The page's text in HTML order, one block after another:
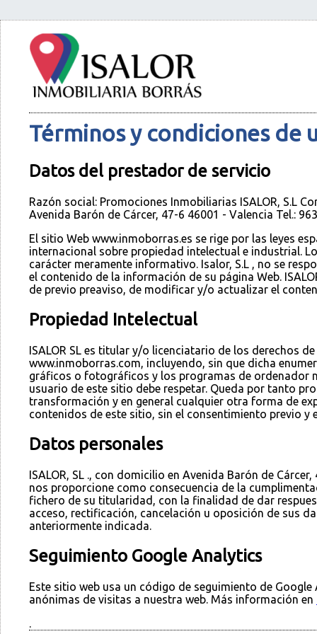
Términos y condiciones de
Datos del prestador de servicio
Razón social: Promociones Inmobiliarias ISALOR, S.L
Avenida Barón de Cárcer, 47-6 46001 - Valencia Tel.:
El sitio Web www.inmoborras.es se rige por las leyes
internacional sobre propiedad intelectual e industrial.
carácter meramente informativo. Isalor, S.L , no se
el contenido de la información de su página Web.
de previo preaviso, de modificar y/o actualizar el
Propiedad Intelectual
ISALOR SL es titular y/o licenciatario de los derechos
www.inmoborras.com, incluyendo, sin que dicha
gráficos o fotográficos y los programas de ordenador
usuario de este sitio debe respetar. Queda por tanto
transformación y en general cualquier otra forma de
contenidos de este sitio, sin el consentimiento previo y
Datos personales
ISALOR, SL ., con domicilio en Avenida Barón de
nos proporcione como consecuencia de la
fichero de su titularidad, con la finalidad de dar
acceso, rectificación, cancelación u oposición de sus
anteriormente indicada.
Seguimiento Google Analytics
Este sitio web usa un código de seguimiento de
anónimas de visitas a nuestra web. Más información en
.